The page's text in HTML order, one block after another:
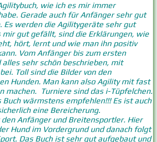
wie ich es mir immer
Gerade auch für Anfänger sehr gut
Es werden die Agilitygeräte sehr gut
mir gut gefällt, sind die Erklärungen, wie
hört, lernt und wie man ihn positiv
Vom Anfänger bis zum ersten
sehr schön beschrieben, mit
Toll sind die Bilder von den
Hunden. Man kann also Agility mit fast
machen. Turniere sind das i-Tüpfelchen.
Buch wärmstens empfehlen!!! Es ist auch
eine Bereicherung.
den Anfänger und Breitensportler. Hier
Hund im Vordergrund und danach folgt
Das Buch ist sehr gut aufgebaut und